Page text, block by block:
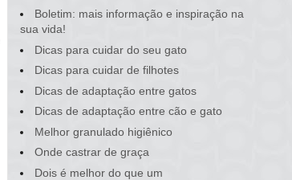
Boletim: mais informação e inspiração na
sua vida!
Dicas para cuidar do seu gato
Dicas para cuidar de filhotes
Dicas de adaptação entre gatos
Dicas de adaptação entre cão e gato
Melhor granulado higiênico
Onde castrar de graça
Dois é melhor do que um